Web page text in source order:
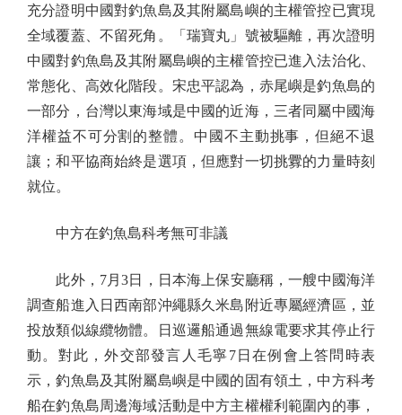
充分證明中國對釣魚島及其附屬島嶼的主權管控已實現
全域覆蓋、不留死角。「瑞寶丸」號被驅離，再次證明
中國對釣魚島及其附屬島嶼的主權管控已進入法治化、
常態化、高效化階段。宋忠平認為，赤尾嶼是釣魚島的
一部分，台灣以東海域是中國的近海，三者同屬中國海
洋權益不可分割的整體。中國不主動挑事，但絕不退
讓；和平協商始終是選項，但應對一切挑釁的力量時刻
就位。
中方在釣魚島科考無可非議
此外，7月3日，日本海上保安廳稱，一艘中國海洋
調查船進入日西南部沖繩縣久米島附近專屬經濟區，並
投放類似線纜物體。日巡邏船通過無線電要求其停止行
動。對此，外交部發言人毛寧7日在例會上答問時表
示，釣魚島及其附屬島嶼是中國的固有領土，中方科考
船在釣魚島周邊海域活動是中方主權權利範圍內的事，